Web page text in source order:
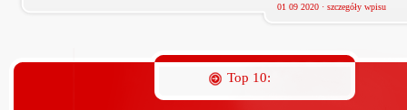
01 09 2020 · szczegóły wpisu
Top 10: